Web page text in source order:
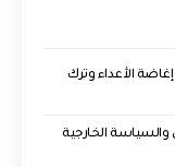
الأعداء وترك
والسياسة الخارجية